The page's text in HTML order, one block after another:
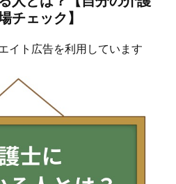
チェック】
イト広告を利用しています